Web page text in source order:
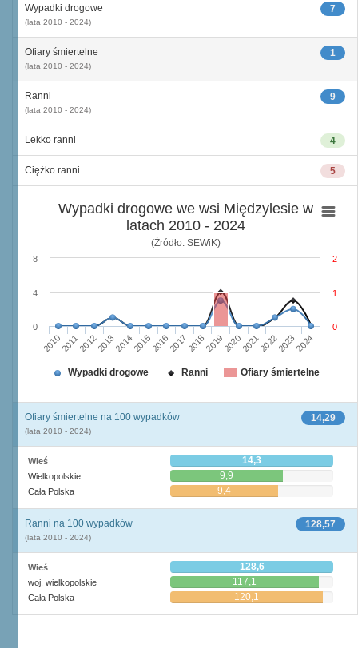
7
Wypadki drogowe
(lata 2010 - 2024)
1
Ofiary śmiertelne
(lata 2010 - 2024)
9
Ranni
(lata 2010 - 2024)
4
Lekko ranni
5
Ciężko ranni
Wypadki drogowe we wsi Międzylesie w
latach 2010 - 2024
(Źródło: SEWiK)
201020112012201320142015201620172018201920202021202220232024
0
4
8
0
1
2
Wypadki drogowe Ranni Ofiary śmiertelne
14,29
Ofiary śmiertelne na 100 wypadków
(lata 2010 - 2024)
Wieś 14,3
Wielkopolskie 9,9
Cała Polska 9,4
128,57
Ranni na 100 wypadków
(lata 2010 - 2024)
Wieś 128,6
woj. wielkopolskie 117,1
Cała Polska 120,1